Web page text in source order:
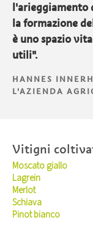
l'arieggiamento
la formazione
è uno spazio
utili".
HANNES
L'AZIENDA
Vitigni
Moscato giallo
Lagrein
Merlot
Schiava
Pinot bianco